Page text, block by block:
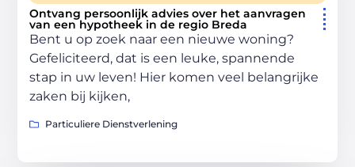
Ontvang persoonlijk advies over het aanvragen
van een hypotheek in de regio Breda
Bent u op zoek naar een nieuwe woning?
Gefeliciteerd, dat is een leuke, spannende
stap in uw leven! Hier komen veel belangrijke
zaken bij kijken,
Particuliere Dienstverlening